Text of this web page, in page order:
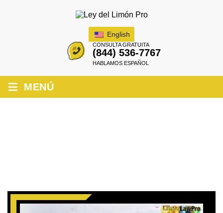
English
CONSULTA GRATUITA
(844) 536-7767
HABLAMOS ESPAÑOL
≡ MENÚ